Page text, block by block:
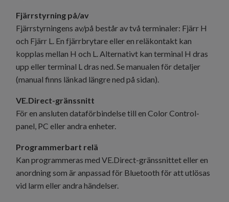
Fjärrstyrning på/av
Fjärrstyrningens av/på består av två terminaler: Fjärr H
och Fjärr L. En fjärrbrytare eller en reläkontakt kan
kopplas mellan H och L. Alternativt kan terminal H dras
upp eller terminal L dras ned. Se manualen för detaljer
(manual finns länkad längre ned på sidan).
VE.Direct-gränssnitt
För en ansluten dataförbindelse till en Color Control-
panel, PC eller andra enheter.
Programmerbart relä
Kan programmeras med VE.Direct-gränssnittet eller en
anordning som är anpassad för Bluetooth för att utlösas
vid larm eller andra händelser.